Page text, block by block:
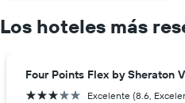
Los hoteles más
Four Points Flex by Sheraton
3 estrellas Excelente (8.6,